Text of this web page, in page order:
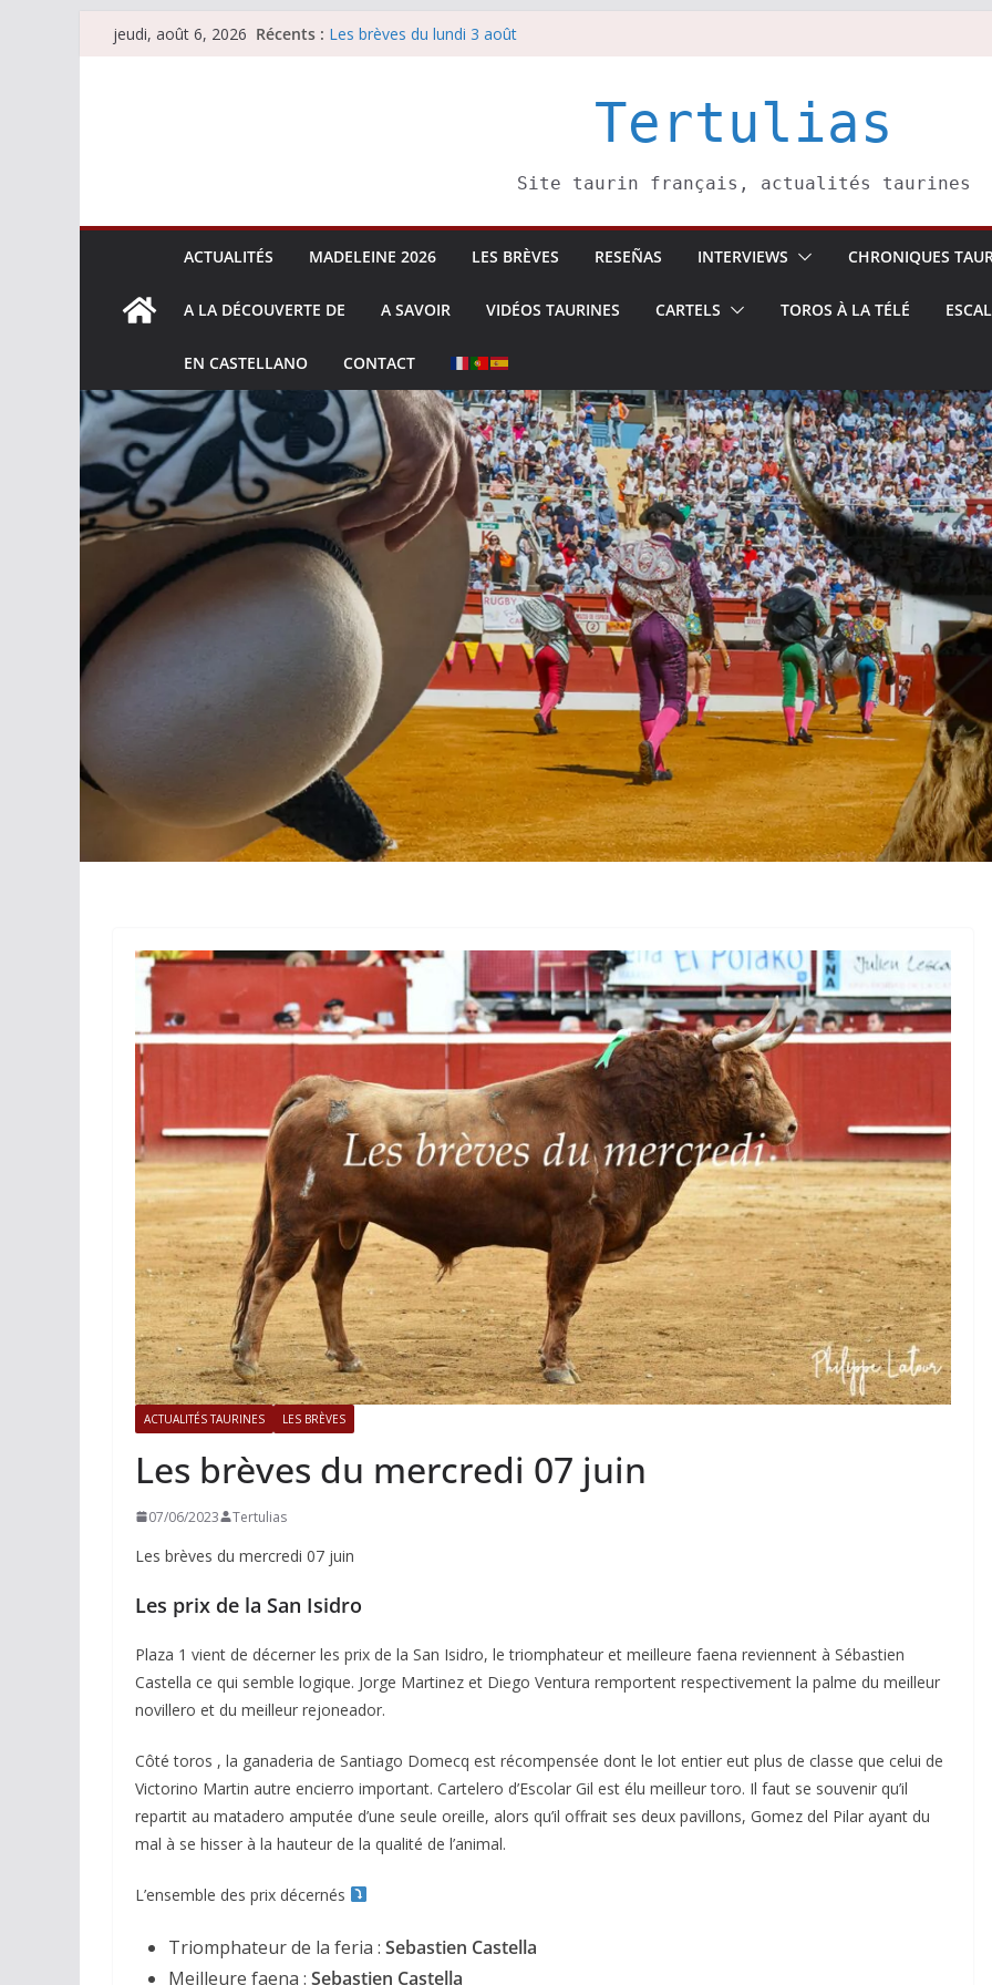
Passerjeudi, août 6, 2026 Récents : Les brèves du lundi 3 août
Tertulias
Site taurin français, actualités taurines
ACTUALITÉS MADELEINE 2026 LES BRÈVES RESEÑAS INTERVIEWS CHRONIQUES
A LA DÉCOUVERTE DE A SAVOIR VIDÉOS TAURINES CARTELS TOROS À LA TÉLÉ
EN CASTELLANO CONTACT
ACTUALITÉS TAURINES LES BRÈVES
Les brèves du mercredi 07 juin
07/06/2023 Tertulias
Les brèves du mercredi 07 juin
Les prix de la San Isidro
Plaza 1 vient de décerner les prix de la San Isidro, le triomphateur et meilleure faena reviennent à Sébastien
Castella ce qui semble logique. Jorge Martinez et Diego Ventura remportent respectivement la palme du meilleur
novillero et du meilleur rejoneador.
Côté toros , la ganaderia de Santiago Domecq est récompensée dont le lot entier eut plus de classe que celui de
Victorino Martin autre encierro important. Cartelero d’Escolar Gil est élu meilleur toro. Il faut se souvenir qu’il
repartit au matadero amputée d’une seule oreille, alors qu’il offrait ses deux pavillons, Gomez del Pilar ayant du
mal à se hisser à la hauteur de la qualité de l’animal.
L’ensemble des prix décernés
Triomphateur de la feria : Sebastien Castella
Meilleure faena : Sebastien Castella
ACTUALITÉS TAURINES PHOTOS TAURINES 2026
Istres, l’ouverture en
photos
19/06/2026 Tertulias
ACTUALITÉS TAURINES
Bayonne, la corrida des
fêtes en photos
17/07/2026 Tertulias